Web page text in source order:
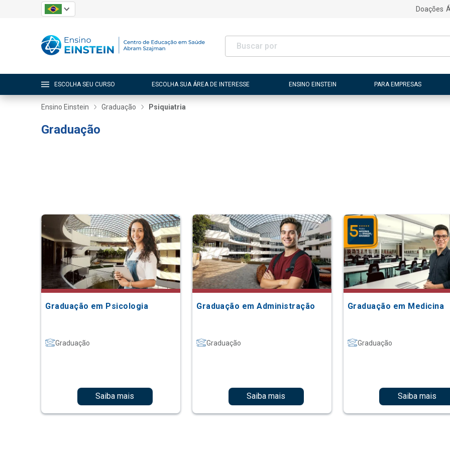
Doações
ESCOLHA SEU CURSO ESCOLHA SUA ÁREA DE INTERESSE ENSINO EINSTEIN PARA EMPRESAS
Ensino Einstein Graduação Psiquiatria
Graduação
Graduação em Psicologia
Graduação
Saiba mais
Graduação em Administração
Graduação
Saiba mais
Graduação em Medicina
Graduação
Saiba mais